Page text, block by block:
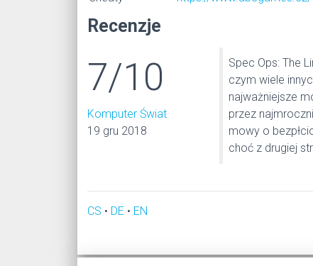
Recenzje
7/10
Komputer Świat
19 gru 2018
Spec Ops: The
czym wiele
najważniejsze
przez
mowy o
choć z drugiej
CS • DE • EN